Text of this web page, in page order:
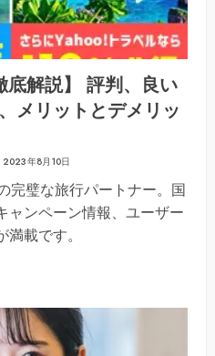
解説】 評判、良い
メリットとデメリッ
2023年8月10日
完璧な旅行パートナー。国
ャンペーン情報、ユーザー
載です。